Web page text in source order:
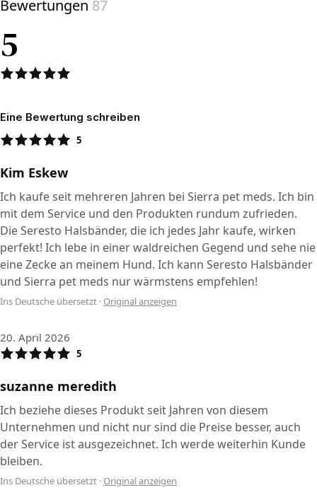
Bewertungen 87
5
Eine Bewertung schreiben
5
Kim Eskew
Ich kaufe seit mehreren Jahren bei Sierra pet meds. Ich bin
mit dem Service und den Produkten rundum zufrieden.
Die Seresto Halsbänder, die ich jedes Jahr kaufe, wirken
perfekt! Ich lebe in einer waldreichen Gegend und sehe nie
eine Zecke an meinem Hund. Ich kann Seresto Halsbänder
und Sierra pet meds nur wärmstens empfehlen!
Ins Deutsche übersetzt · Original anzeigen
20. April 2026
5
suzanne meredith
Ich beziehe dieses Produkt seit Jahren von diesem
Unternehmen und nicht nur sind die Preise besser, auch
der Service ist ausgezeichnet. Ich werde weiterhin Kunde
bleiben.
Ins Deutsche übersetzt · Original anzeigen